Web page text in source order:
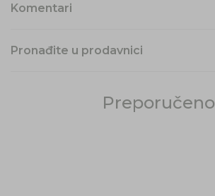
Komentari
Pronađite u prodavnici
Preporučeno